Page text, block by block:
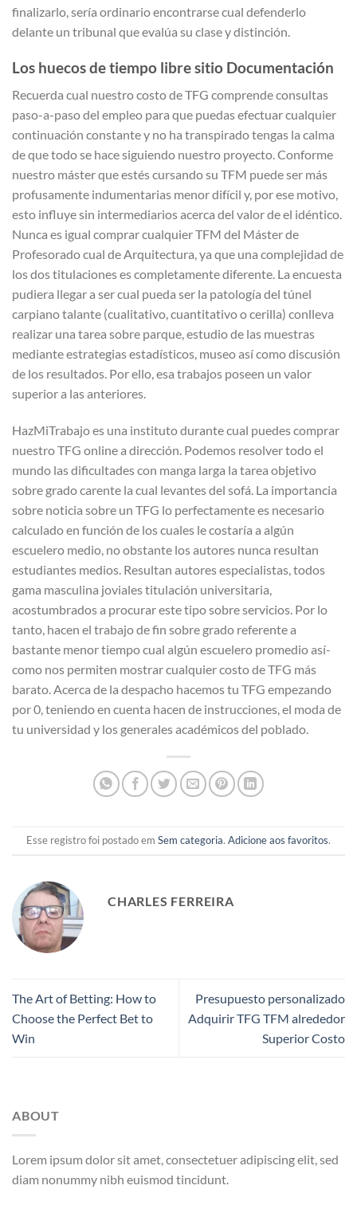
finalizarlo, serí­a ordinario encontrarse cual defenderlo
delante un tribunal que evalúa su clase y distinción.
Los huecos de tiempo libre sitio Documentación
Recuerda cual nuestro costo de TFG comprende consultas
paso-a-paso del empleo para que puedas efectuar cualquier
continuación constante y no ha transpirado tengas la calma
de que todo se hace siguiendo nuestro proyecto. Conforme
nuestro máster que estés cursando su TFM puede ser más
profusamente indumentarias menor difícil y, por ese motivo,
esto influye sin intermediarios acerca del valor de el idéntico.
Nunca es igual comprar cualquier TFM del Máster de
Profesorado cual de Arquitectura, ya que una complejidad de
los dos titulaciones es completamente diferente. La encuesta
pudiera llegar a ser cual pueda ser la patologí­a del túnel
carpiano talante (cualitativo, cuantitativo o cerilla) conlleva
realizar una tarea sobre parque, estudio de las muestras
mediante estrategias estadísticos, museo así­ como discusión
de los resultados. Por ello, esa trabajos poseen un valor
superior a las anteriores.
HazMiTrabajo es una instituto durante cual puedes comprar
nuestro TFG online a dirección. Podemos resolver todo el
mundo las dificultades con manga larga la tarea objetivo
sobre grado carente la cual levantes del sofá. La importancia
sobre noticia sobre un TFG lo perfectamente es necesario
calculado en función de los cuales le costaría a algún
escuelero medio, no obstante los autores nunca resultan
estudiantes medios. Resultan autores especialistas, todos
gama masculina joviales titulación universitaria,
acostumbrados a procurar este tipo sobre servicios. Por lo
tanto, hacen el trabajo de fin sobre grado referente a
bastante menor tiempo cual algún escuelero promedio así­
como nos permiten mostrar cualquier costo de TFG más
barato. Acerca de la despacho hacemos tu TFG empezando
por 0, teniendo en cuenta hacen de instrucciones, el moda de
tu universidad y los generales académicos del poblado.
Esse registro foi postado em Sem categoria. Adicione aos favoritos.
CHARLES FERREIRA
The Art of Betting: How to
Choose the Perfect Bet to
Win
Presupuesto personalizado
Adquirir TFG TFM alrededor
Superior Costo
ABOUT
Lorem ipsum dolor sit amet, consectetuer adipiscing elit, sed
diam nonummy nibh euismod tincidunt.